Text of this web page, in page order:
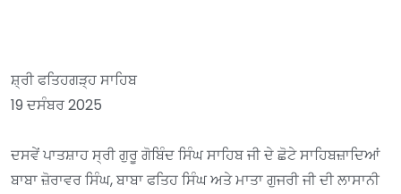
ਸ਼੍ਰੀ ਫਤਿਹਗੜ੍ਹ ਸਾਹਿਬ
19 ਦਸੰਬਰ 2025
ਦਸਵੇਂ ਪਾਤਸ਼ਾਹ ਸ੍ਰੀ ਗੁਰੂ ਗੋਬਿੰਦ ਸਿੰਘ ਸਾਹਿਬ ਜੀ ਦੇ ਛੋਟੇ ਸਾਹਿਬਜ਼ਾਦਿਆਂ
ਬਾਬਾ ਜ਼ੋਰਾਵਰ ਸਿੰਘ, ਬਾਬਾ ਫਤਿਹ ਸਿੰਘ ਅਤੇ ਮਾਤਾ ਗੁਜਰੀ ਜੀ ਦੀ ਲਾਸਾਨੀ